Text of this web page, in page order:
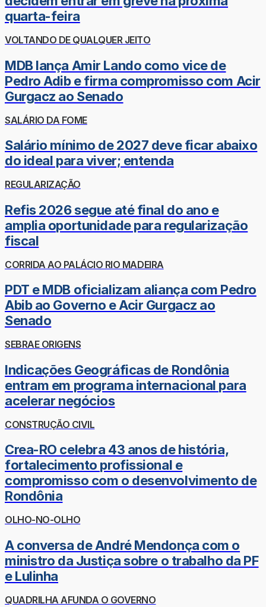
quarta-feira
VOLTANDO DE QUALQUER JEITO
MDB lança Amir Lando como vice de
Pedro Adib e firma compromisso com Acir
Gurgacz ao Senado
SALÁRIO DA FOME
Salário mínimo de 2027 deve ficar abaixo
do ideal para viver; entenda
REGULARIZAÇÃO
Refis 2026 segue até final do ano e
amplia oportunidade para regularização
fiscal
CORRIDA AO PALÁCIO RIO MADEIRA
PDT e MDB oficializam aliança com Pedro
Abib ao Governo e Acir Gurgacz ao
Senado
SEBRAE ORIGENS
Indicações Geográficas de Rondônia
entram em programa internacional para
acelerar negócios
CONSTRUÇÃO CIVIL
Crea-RO celebra 43 anos de história,
fortalecimento profissional e
compromisso com o desenvolvimento de
Rondônia
OLHO-NO-OLHO
A conversa de André Mendonça com o
ministro da Justiça sobre o trabalho da PF
e Lulinha
QUADRILHA AFUNDA O GOVERNO